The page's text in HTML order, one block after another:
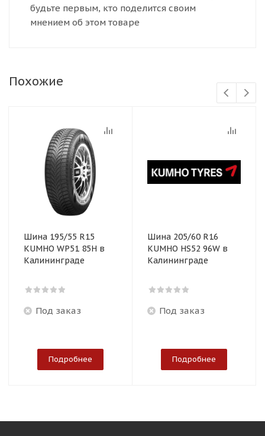
будьте первым, кто поделится своим
мнением об этом товаре
Похожие
Шина 195/55 R15
KUMHO WP51 85H в
Калининграде
Под заказ
Подробнее
Шина 205/60 R16
KUMHO HS52 96W в
Калининграде
Под заказ
Подробнее